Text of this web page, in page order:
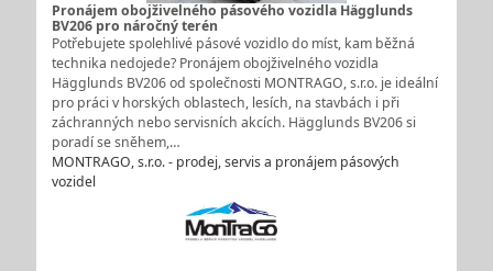
Pronájem obojživelného pásového vozidla Hägglunds
BV206 pro náročný terén
Potřebujete spolehlivé pásové vozidlo do míst, kam běžná
technika nedojede? Pronájem obojživelného vozidla
Hägglunds BV206 od společnosti MONTRAGO, s.r.o. je ideální
pro práci v horských oblastech, lesích, na stavbách i při
záchranných nebo servisních akcích. Hägglunds BV206 si
poradí se sněhem,…
MONTRAGO, s.r.o. - prodej, servis a pronájem pásových
vozidel